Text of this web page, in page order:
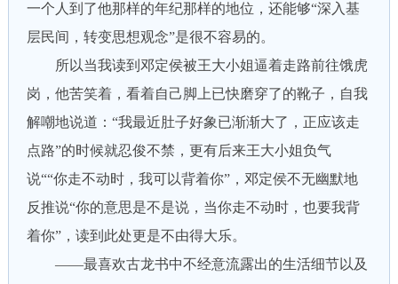
一个人到了他那样的年纪那样的地位，还能够“深入基
层民间，转变思想观念”是很不容易的。
所以当我读到邓定侯被王大小姐逼着走路前往饿虎
岗，他苦笑着，看着自己脚上已快磨穿了的靴子，自我
解嘲地说道：“我最近肚子好象已渐渐大了，正应该走
点路”的时候就忍俊不禁，更有后来王大小姐负气
说““你走不动时，我可以背着你”，邓定侯不无幽默地
反推说“你的意思是不是说，当你走不动时，也要我背
着你”，读到此处更是不由得大乐。
——最喜欢古龙书中不经意流露出的生活细节以及